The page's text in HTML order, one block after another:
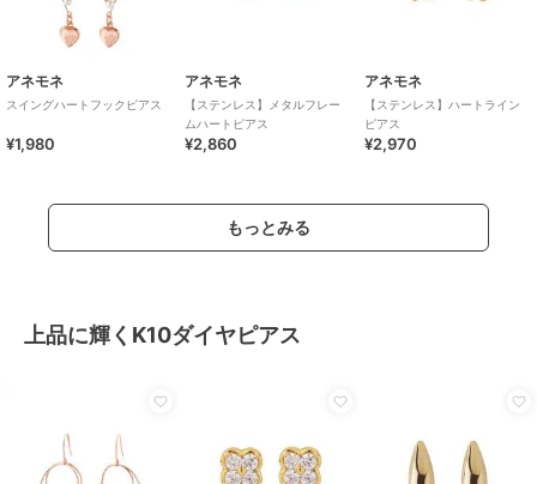
アネモネ
スイングハートフックピアス
¥1,980
アネモネ
【ステンレス】メタルフレー
ムハートピアス
¥2,860
アネモネ
【ステンレス】ハートライン
ピアス
¥2,970
もっとみる
上品に輝くK10ダイヤピアス